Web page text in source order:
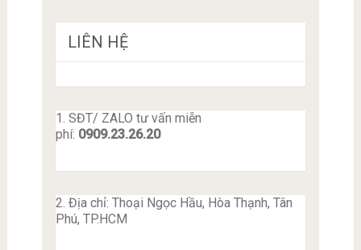
LIÊN HỆ
1. SĐT/ ZALO tư vấn miễn
phí: 0909.23.26.20
2. Địa chỉ: Thoại Ngọc Hầu, Hòa Thạnh, Tân
Phú, TP.HCM